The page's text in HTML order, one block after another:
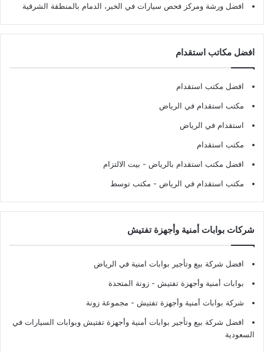
افضل ورشة ومركز فحص سيارات في الخبر، الدمام بالمنطقة الشرقية
افضل مكاتب استقدام
افضل مكتب استقدام
مكتب استقدام في الرياض
استقدام في الرياض
مكتب استقدام
افضل مكتب استقدام بالرياض - بيت الالتزام
مكتب استقدام في الرياض - مكتب توسط
شركات بوابات أمنية وأجهزة تفتيش
افضل شركة بيع وتأجير بوابات امنية في الرياض
بوابات أمنية وأجهزة تفتيش - زونة المتحدة
شركة بوابات أمنية وأجهزة تفتيش - مجموعة زونة
افضل شركة بيع وتأجير بوابات أمنية وأجهزة تفتيش وبوابات السيارات في
السعودية